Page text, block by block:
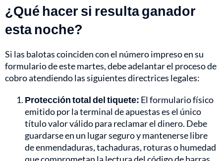
¿Qué hacer si resulta ganador
esta noche?
Si las balotas coinciden con el número impreso en su
formulario de este martes, debe adelantar el proceso de
cobro atendiendo las siguientes directrices legales:
Protección total del tiquete: El formulario físico
emitido por la terminal de apuestas es el único
título valor válido para reclamar el dinero. Debe
guardarse en un lugar seguro y mantenerse libre
de enmendaduras, tachaduras, roturas o humedad